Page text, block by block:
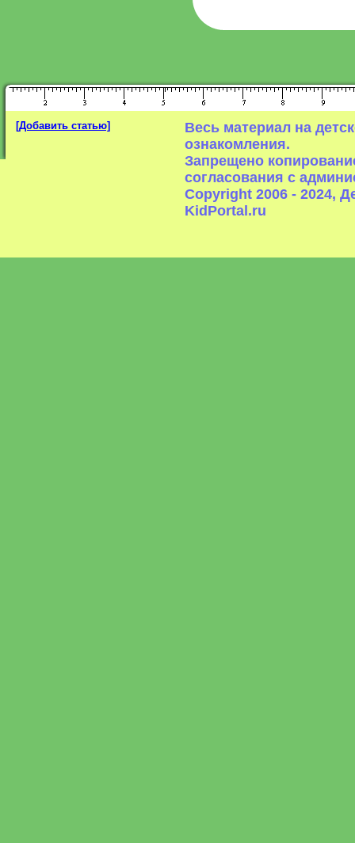
[Добавить статью]
Весь материал на
ознакомления.
Запрещено
согласования с
Copyright 2006 - 2024,
KidPortal.ru